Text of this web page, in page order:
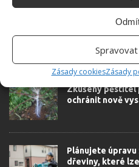
Zásady cookiesZásady
SOUVISEJÍCÍ ČLÁNKY
Zkušený
ochránit nově
Plánujete úpravu
dřeviny, které